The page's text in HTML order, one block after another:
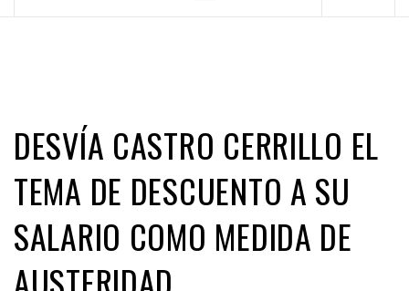
DESVÍA CASTRO CERRILLO EL
TEMA DE DESCUENTO A SU
SALARIO COMO MEDIDA DE